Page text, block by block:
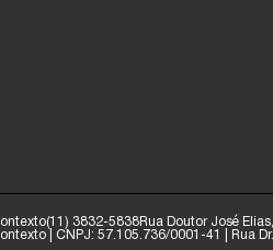
(11) 3832-5838Rua Doutor José
| CNPJ: 57.105.736/0001-41 | Rua